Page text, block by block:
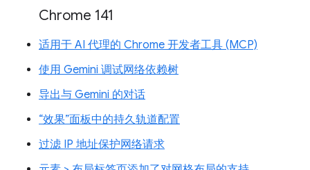
Chrome 141
适用于 AI 代理的 Chrome 开发者工具 (MCP)
使用 Gemini 调试网络依赖树
导出与 Gemini 的对话
“效果”面板中的持久轨道配置
过滤 IP 地址保护网络请求